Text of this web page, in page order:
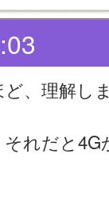
ど、理解し
それだと